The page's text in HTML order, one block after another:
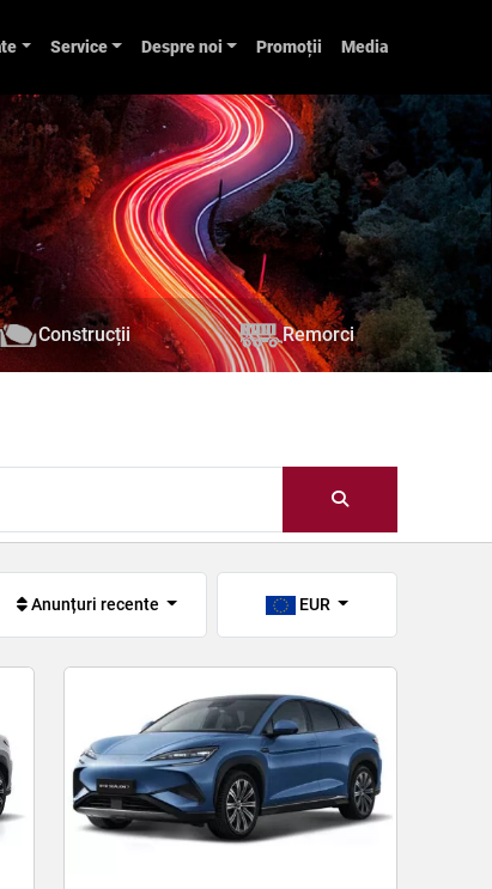
Service Despre noi Promoții Media
Construcții Remorci
Anunțuri recente EUR